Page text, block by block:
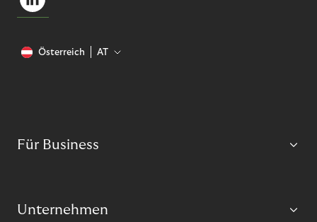
Österreich AT
Für Business
Unternehmen